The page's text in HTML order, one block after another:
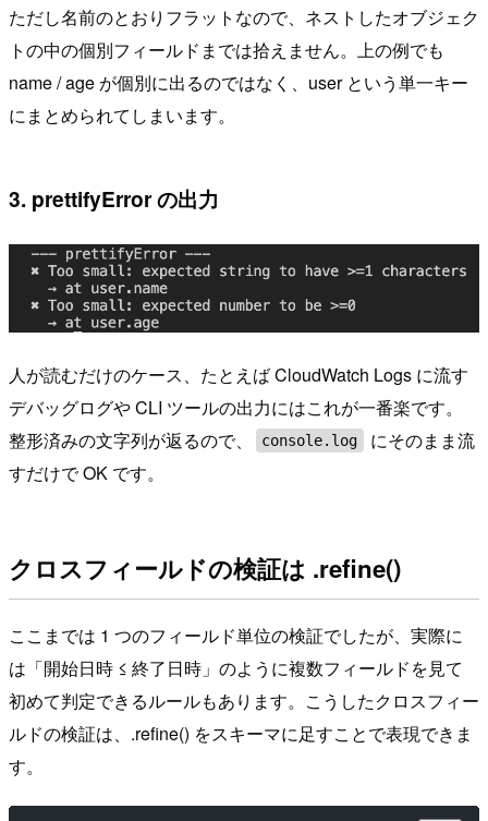
ただし名前のとおりフラットなので、ネストしたオブジェク
トの中の個別フィールドまでは拾えません。上の例でも
name / age が個別に出るのではなく、user という単一キー
にまとめられてしまいます。
3. prettifyError の出力
人が読むだけのケース、たとえば CloudWatch Logs に流す
デバッグログや CLI ツールの出力にはこれが一番楽です。
整形済みの文字列が返るので、
console.log
にそのまま流
すだけで OK です。
クロスフィールドの検証は .refine()
ここまでは 1 つのフィールド単位の検証でしたが、実際に
は「開始日時 ≤ 終了日時」のように複数フィールドを見て
初めて判定できるルールもあります。こうしたクロスフィー
ルドの検証は、.refine() をスキーマに足すことで表現できま
す。